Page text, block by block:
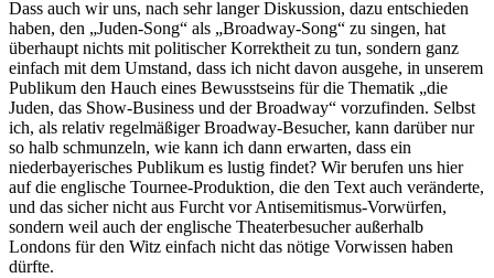
Dass auch wir uns, nach sehr langer Diskussion, dazu entschieden
haben, den „Juden-Song“ als „Broadway-Song“ zu singen, hat
überhaupt nichts mit politischer Korrektheit zu tun, sondern ganz
einfach mit dem Umstand, dass ich nicht davon ausgehe, in unserem
Publikum den Hauch eines Bewusstseins für die Thematik „die
Juden, das Show-Business und der Broadway“ vorzufinden. Selbst
ich, als relativ regelmäßiger Broadway-Besucher, kann darüber nur
so halb schmunzeln, wie kann ich dann erwarten, dass ein
niederbayerisches Publikum es lustig findet? Wir berufen uns hier
auf die englische Tournee-Produktion, die den Text auch veränderte,
und das sicher nicht aus Furcht vor Antisemitismus-Vorwürfen,
sondern weil auch der englische Theaterbesucher außerhalb
Londons für den Witz einfach nicht das nötige Vorwissen haben
dürfte.